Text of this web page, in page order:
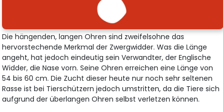
Die hängenden, langen Ohren sind zweifelsohne das
hervorstechende Merkmal der Zwergwidder. Was die Länge
angeht, hat jedoch eindeutig sein Verwandter, der Englische
Widder, die Nase vorn. Seine Ohren erreichen eine Länge von
54 bis 60 cm. Die Zucht dieser heute nur noch sehr seltenen
Rasse ist bei Tierschützern jedoch umstritten, da die Tiere sich
aufgrund der überlangen Ohren selbst verletzen können.